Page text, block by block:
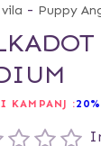
- Puppy
KAMPANJ :